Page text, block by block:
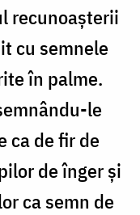
recunoașterii
cu semnele
în palme.
le
ca de fir de
de înger și
ca semn de